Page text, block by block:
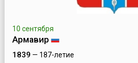
10 сентября
Армавир
1839 — 187-летие